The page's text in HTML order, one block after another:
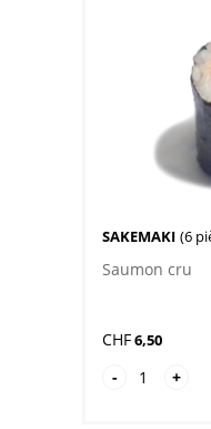
SAKEMAKI (6
Saumon cru
CHF6,50
-
quantité
+